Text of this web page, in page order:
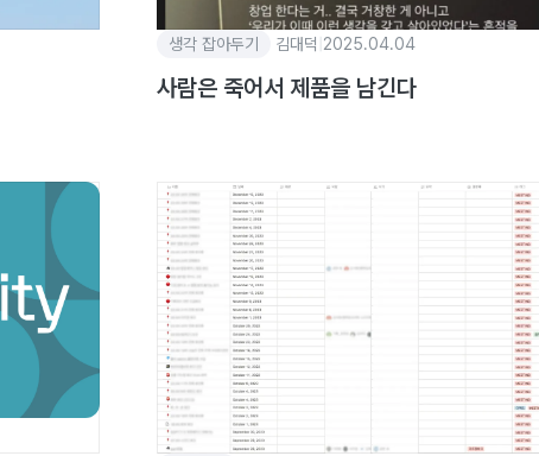
생각 잡아두기 김대덕 2025.04.04
사람은 죽어서 제품을 남긴다